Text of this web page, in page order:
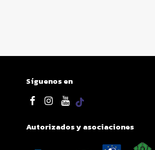
Síguenos en
Autorizados y asociaciones